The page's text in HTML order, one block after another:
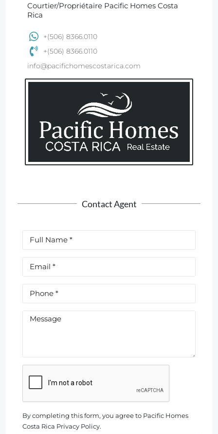
Courtier/Propriétaire Pacific Homes Costa
Rica
+(506) 8366.0110
+(506) 8366.0110
info@pacifichomescostarica.com
Contact Agent
By completing this form, you agree to Pacific Homes
Costa Rica Privacy Policy.